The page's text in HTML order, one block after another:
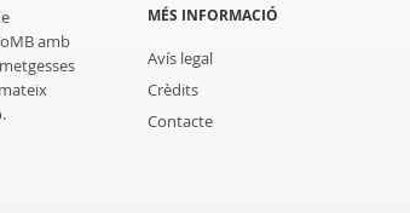
amb
MÉS INFORMACIÓ
Avís legal
Crèdits
Contacte